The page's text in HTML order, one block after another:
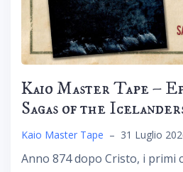
Kaio Master Tape –
Sagas of the
Kaio Master Tape – 31 Luglio
Anno 874 dopo Cristo, i primi